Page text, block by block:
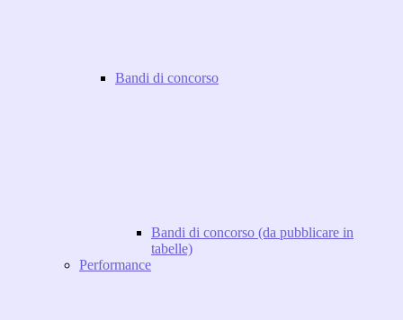
Bandi di concorso
Bandi di concorso (da pubblicare in
tabelle)
Performance